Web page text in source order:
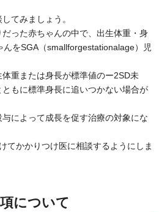
てみましょう。
った赤ちゃんの中で、出生体重・身
をSGA（smallforgestationalage）児
重または身長が標準値のー2SD未
もに標準身長に追いつかない場合が
によって成長を促す治療の対象にな
てかかりつけ医に相談するようにしま
について